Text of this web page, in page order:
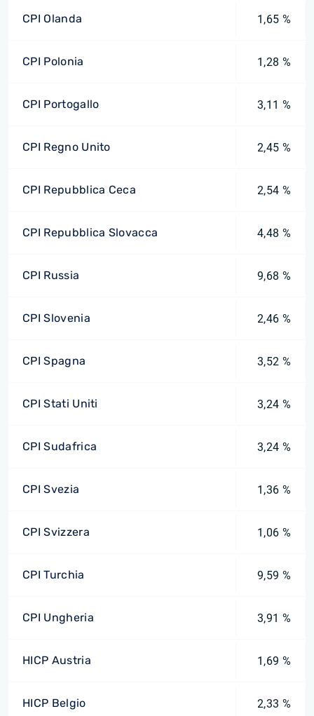
CPI Olanda 1,65 %
CPI Polonia 1,28 %
CPI Portogallo 3,11 %
CPI Regno Unito 2,45 %
CPI Repubblica Ceca 2,54 %
CPI Repubblica Slovacca 4,48 %
CPI Russia 9,68 %
CPI Slovenia 2,46 %
CPI Spagna 3,52 %
CPI Stati Uniti 3,24 %
CPI Sudafrica 3,24 %
CPI Svezia 1,36 %
CPI Svizzera 1,06 %
CPI Turchia 9,59 %
CPI Ungheria 3,91 %
HICP Austria 1,69 %
HICP Belgio 2,33 %